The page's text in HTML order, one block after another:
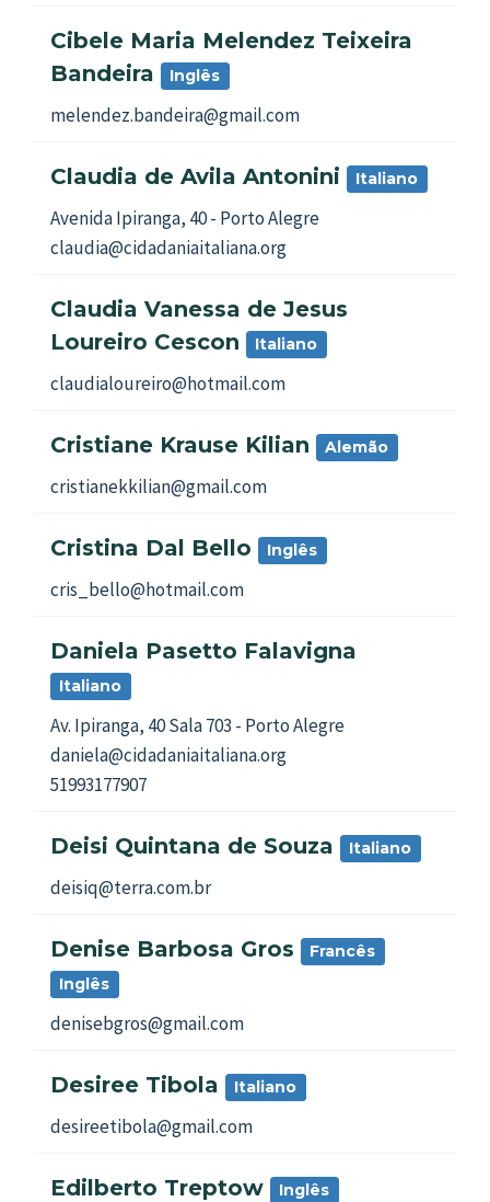
Cibele Maria Melendez Teixeira
Bandeira
Inglês
melendez.bandeira@gmail.com
Claudia de Avila Antonini Italiano
Avenida Ipiranga, 40 - Porto Alegre
claudia@cidadaniaitaliana.org
Claudia Vanessa de Jesus
Loureiro Cescon
Italiano
claudialoureiro@hotmail.com
Cristiane Krause Kilian Alemão
cristianekkilian@gmail.com
Cristina Dal Bello Inglês
cris_bello@hotmail.com
Daniela Pasetto Falavigna
Italiano
Av. Ipiranga, 40 Sala 703 - Porto Alegre
daniela@cidadaniaitaliana.org
51993177907
Deisi Quintana de Souza Italiano
deisiq@terra.com.br
Denise Barbosa Gros
Francês
Inglês
denisebgros@gmail.com
Desiree Tibola Italiano
desireetibola@gmail.com
Edilberto Treptow Inglês